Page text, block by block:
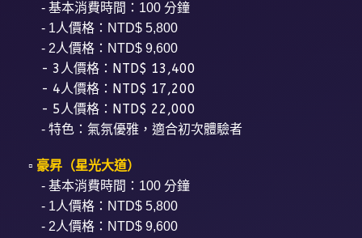
- 基本消費時間：100 分鐘
- 1人價格：NTD$ 5,800
- 2人價格：NTD$ 9,600
- 3人價格：NTD$ 13,400
- 4人價格：NTD$ 17,200
- 5人價格：NTD$ 22,000
- 特色：氣氛優雅，適合初次體驗者
▫️ 豪昇（星光大道）
- 基本消費時間：100 分鐘
- 1人價格：NTD$ 5,800
- 2人價格：NTD$ 9,600